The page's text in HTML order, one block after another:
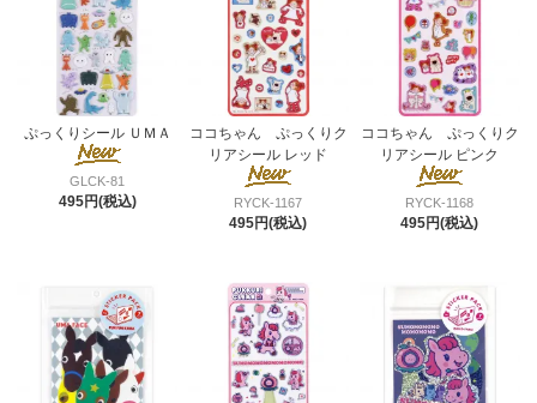
ぷっくりシール ＵＭＡ
GLCK-81
495円(税込)
ココちゃん ぷっくりク
リアシール レッド
RYCK-1167
495円(税込)
ココちゃん ぷっくりク
リアシール ピンク
RYCK-1168
495円(税込)